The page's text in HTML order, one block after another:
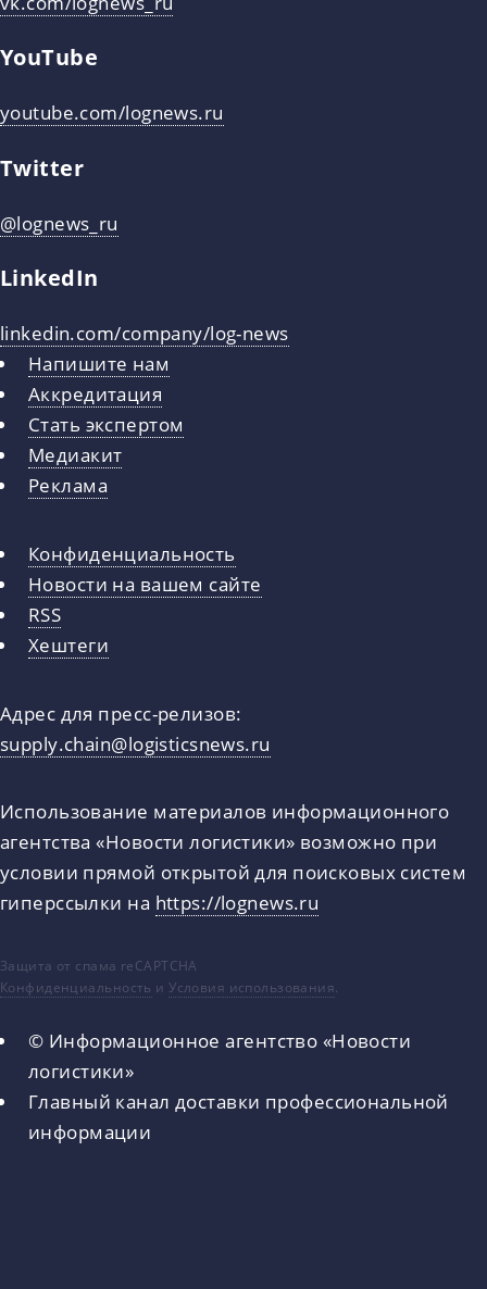
YouTube
youtube.com/lognews.ru
Twitter
@lognews_ru
LinkedIn
linkedin.com/company/log-news
Напишите нам
Аккредитация
Стать экспертом
Медиакит
Реклама
Конфиденциальность
Новости на вашем сайте
RSS
Хештеги
Адрес для пресс-релизов:
supply.chain@logisticsnews.ru
Использование материалов информационного
агентства «Новости логистики» возможно при
условии прямой открытой для поисковых систем
гиперссылки на https://lognews.ru
Защита от спама reCAPTCHA
Конфиденциальность иУсловия использования.
© Информационное агентство «Новости
логистики»
Главный канал доставки профессиональной
информации